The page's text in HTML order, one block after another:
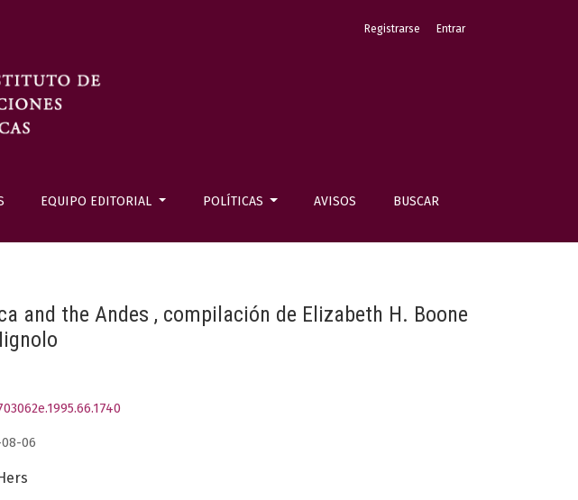
EQUIPO EDITORIAL POLÍTICAS AVISOS BUSCAR
Registrarse Entrar
and the Andes , compilación de Elizabeth H. Boone
06